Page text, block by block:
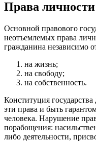
Права личности
Основной правового
неотъемлемых права
гражданина независимо
на жизнь;
на свободу;
на собственность.
Конституция государства
эти права и быть
человека. Нарушение
порабощения:
либо деятельности,